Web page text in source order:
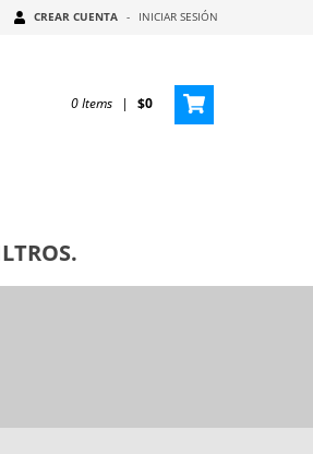
CREAR CUENTA - INICIAR SESIÓN
0Items | $0